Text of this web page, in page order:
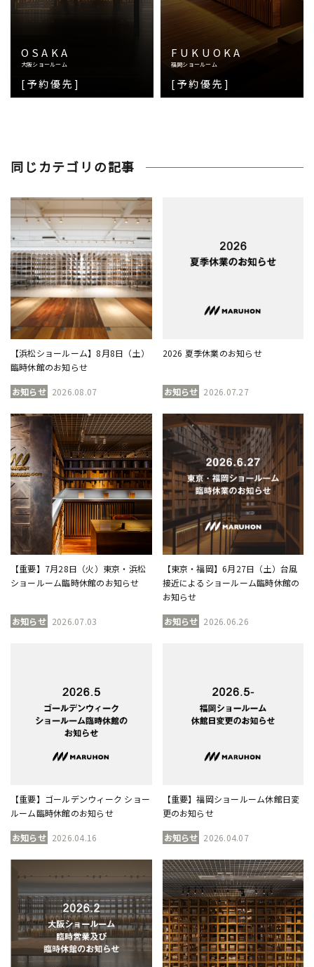
OSAKA
大阪ショールーム
[予約優先]
FUKUOKA
福岡ショールーム
[予約優先]
同じカテゴリの記事
【浜松ショールーム】8月8日（土）
臨時休館のお知らせ
お知らせ 2026.08.07
2026 夏季休業のお知らせ
お知らせ 2026.07.27
【重要】7月28日（火）東京・浜松
ショールーム臨時休館のお知らせ
お知らせ 2026.07.03
【東京・福岡】6月27日（土）台風
接近によるショールーム臨時休館の
お知らせ
お知らせ 2026.06.26
【重要】ゴールデンウィーク ショー
ルーム臨時休館のお知らせ
お知らせ 2026.04.16
【重要】福岡ショールーム休館日変
更のお知らせ
お知らせ 2026.04.07